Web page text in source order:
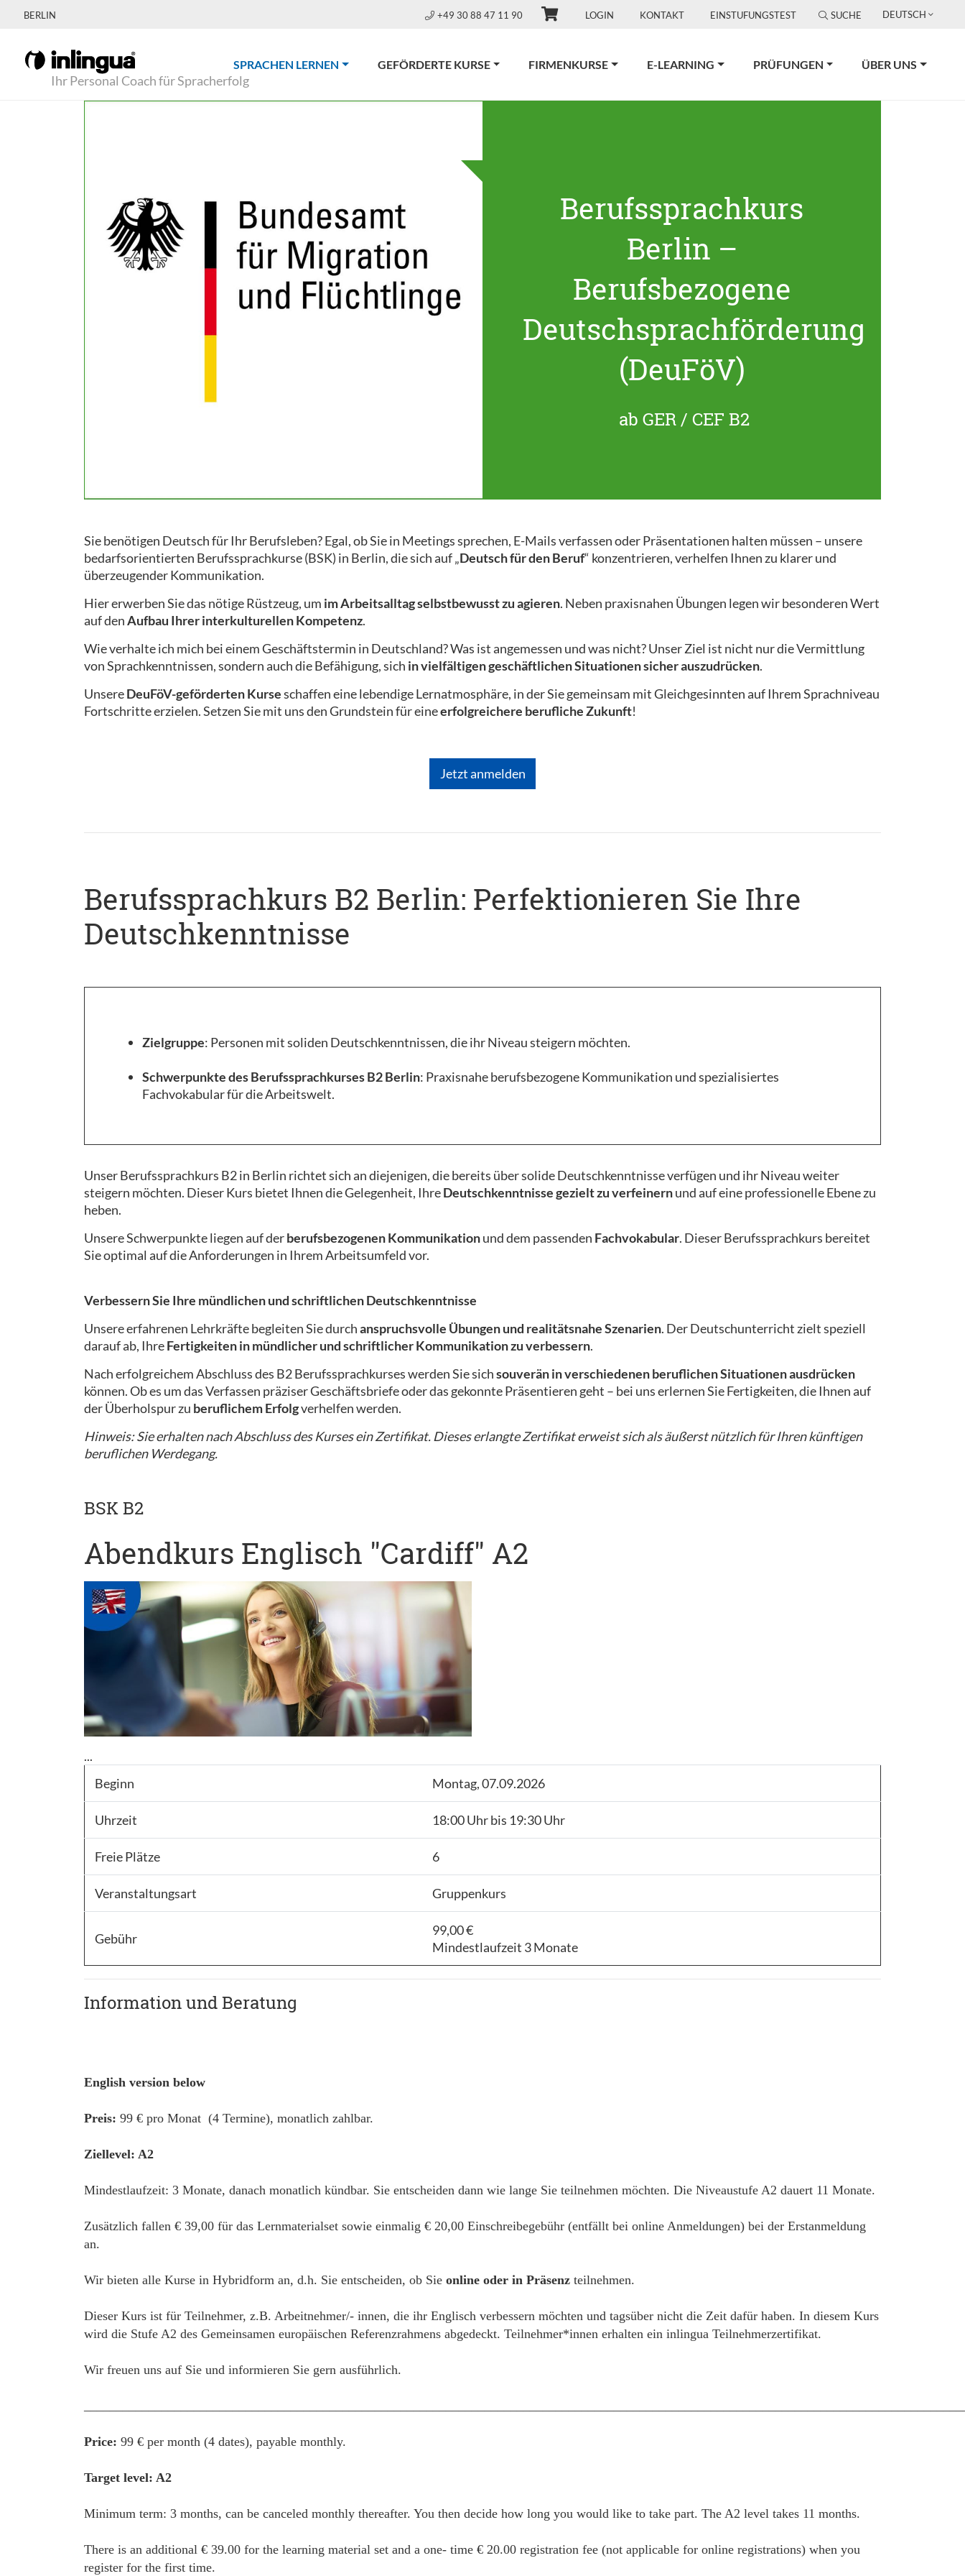
BERLIN +49 30 88 47 11 90 LOGIN KONTAKT EINSTUFUNGSTEST SUCHE DEUTSCH
Ihr Personal Coach für Spracherfolg
SPRACHEN LERNEN(CURRENT)GEFÖRDERTE KURSE FIRMENKURSE E-LEARNING PRÜFUNGEN ÜBER UNS
Berufssprachkurs
Berlin –
Berufsbezogene
Deutschsprachförderung
(DeuFöV)
ab GER / CEF B2
Sie benötigen Deutsch für Ihr Berufsleben? Egal, ob Sie in Meetings sprechen, E-Mails verfassen oder Präsentationen halten müssen – unsere
bedarfsorientierten Berufssprachkurse (BSK) in Berlin, die sich auf „Deutsch für den Beruf“ konzentrieren, verhelfen Ihnen zu klarer und
überzeugender Kommunikation.
Hier erwerben Sie das nötige Rüstzeug, um im Arbeitsalltag selbstbewusst zu agieren. Neben praxisnahen Übungen legen wir besonderen Wert
auf denAufbau Ihrer interkulturellen Kompetenz.
Wie verhalte ich mich bei einem Geschäftstermin in Deutschland? Was ist angemessen und was nicht? Unser Ziel ist nicht nur die Vermittlung
von Sprachkenntnissen, sondern auch die Befähigung, sich in vielfältigen geschäftlichen Situationen sicher auszudrücken.
UnsereDeuFöV-geförderten Kurseschaffen eine lebendige Lernatmosphäre, in der Sie gemeinsam mit Gleichgesinnten auf Ihrem Sprachniveau
Fortschritte erzielen. Setzen Sie mit uns den Grundstein für eineerfolgreichere berufliche Zukunft!
Jetzt anmelden
Berufssprachkurs B2 Berlin: Perfektionieren Sie Ihre
Deutschkenntnisse
Zielgruppe: Personen mit soliden Deutschkenntnissen, die ihr Niveau steigern möchten.
Schwerpunkte des Berufssprachkurses B2 Berlin: Praxisnahe berufsbezogene Kommunikation und spezialisiertes
Fachvokabular für die Arbeitswelt.
Unser Berufssprachkurs B2 in Berlin richtet sich an diejenigen, die bereits über solide Deutschkenntnisse verfügen und ihr Niveau weiter
steigern möchten. Dieser Kurs bietet Ihnen die Gelegenheit, IhreDeutschkenntnisse gezielt zu verfeinernund auf eine professionelle Ebene zu
heben.
Unsere Schwerpunkte liegen auf derberufsbezogenen Kommunikationund dem passenden Fachvokabular. Dieser Berufssprachkurs bereitet
Sie optimal auf die Anforderungen in Ihrem Arbeitsumfeld vor.
Verbessern Sie Ihre mündlichen und schriftlichen Deutschkenntnisse
Unsere erfahrenen Lehrkräfte begleiten Sie durchanspruchsvolle Übungen und realitätsnahe Szenarien. Der Deutschunterricht zielt speziell
darauf ab, IhreFertigkeiten in mündlicher und schriftlicher Kommunikation zu verbessern.
Nach erfolgreichem Abschluss des B2 Berufssprachkurses werden Sie sichsouverän in verschiedenen beruflichen Situationen ausdrücken
können. Ob es um das Verfassen präziser Geschäftsbriefe oder das gekonnte Präsentieren geht – bei uns erlernen Sie Fertigkeiten, die Ihnen auf
der Überholspur zu beruflichem Erfolgverhelfen werden.
Hinweis: Sie erhalten nach Abschluss des Kurses ein Zertifikat. Dieses erlangte Zertifikat erweist sich als äußerst nützlich für Ihren künftigen
beruflichen Werdegang.
BSK B2
Abendkurs Englisch "Cardiff" A2
...
Beginn
Montag, 07.09.2026
Uhrzeit 18:00 Uhr bis 19:30 Uhr
Freie Plätze 6
Veranstaltungsart Gruppenkurs
Gebühr
99,00 €
Mindestlaufzeit 3 Monate
Information und Beratung
English version below
Preis: 99 € pro Monat (4 Termine), monatlich zahlbar.
Ziellevel: A2
Mindestlaufzeit: 3 Monate, danach monatlich kündbar. Sie entscheiden dann wie lange Sie teilnehmen möchten. Die Niveaustufe A2 dauert 11 Monate.
Zusätzlich fallen € 39,00 für das Lernmaterialset sowie einmalig € 20,00 Einschreibegebühr (entfällt bei online Anmeldungen) bei der Erstanmeldung
an.
Wir bieten alle Kurse in Hybridform an, d.h. Sie entscheiden, ob Sie online oder in Präsenz teilnehmen.
Dieser Kurs ist für Teilnehmer, z.B. Arbeitnehmer/- innen, die ihr Englisch verbessern möchten und tagsüber nicht die Zeit dafür haben. In diesem Kurs
wird die Stufe A2 des Gemeinsamen europäischen Referenzrahmens abgedeckt. Teilnehmer*innen erhalten ein inlingua Teilnehmerzertifikat.
Wir freuen uns auf Sie und informieren Sie gern ausführlich.
Price: 99 € per month (4 dates), payable monthly.
Target level: A2
Minimum term: 3 months, can be canceled monthly thereafter. You then decide how long you would like to take part. The A2 level takes 11 months.
There is an additional € 39.00 for the learning material set and a one- time € 20.00 registration fee (not applicable for online registrations) when you
register for the first time.